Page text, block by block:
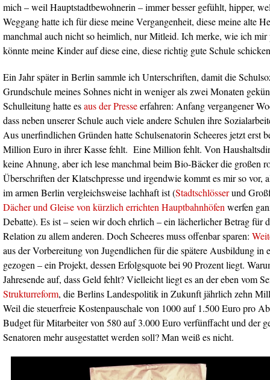
mich – weil Hauptstadtbewohnerin – immer besser gefühlt, hipper,
Weggang hatte ich für diese meine Vergangenheit, diese meine alte
manchmal auch nicht so heimlich, nur Mitleid. Ich merke, wie ich
könnte meine Kinder auf diese eine, diese richtig gute Schule
Ein Jahr später in Berlin sammle ich Unterschriften, damit die
Grundschule meines Sohnes nicht in weniger als zwei Monaten
Schulleitung hatte esaus der Presseerfahren: Anfang vergangener
dass neben unserer Schule auch viele andere Schulen ihre
Aus unerfindlichen Gründen hatte Schulsenatorin Scheeres jetzt erst
Million Euro in ihrer Kasse fehlt. EineMillion fehlt. Von
keine Ahnung, aber ich lese manchmal beim Bio-Bäcker die großen
Überschriften der Klatschpresse und irgendwie kommt es mir so vor,
im armen Berlin vergleichsweise lachhaft ist (Stadtschlösserund
Dächer und Gleise von kürzlich errichten Hauptbahnhöfenwerfen
Debatte). Es ist – seien wir doch ehrlich – ein lächerlicher Betrag für
Relation zu allem anderen. Doch Scheeres muss offenbar sparen:
aus der Vorbereitung von Jugendlichen für die spätere Ausbildung in
gezogen – ein Projekt, dessen Erfolgsquote bei 90 Prozent liegt.
Jahresende auf, dass Geld fehlt? Vielleicht liegt es an der eben vom
Strukturreform, die Berlins Landespolitik in Zukunft jährlich zehn
Weil die steuerfreie Kostenpauschale von 1000 auf 1.500 Euro pro
Budget für Mitarbeiter von 580 auf 3.000 Euro verfünffacht und der
Senatoren mehr ausgestattet werden soll? Man weiß es nicht.